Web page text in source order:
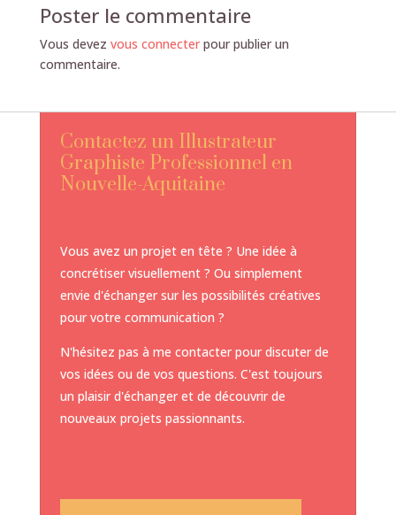
Poster le commentaire
Vous devez vous connecterpour publier un
commentaire.
Contactez un Illustrateur
Graphiste Professionnel en
Nouvelle-Aquitaine
Vous avez un projet en tête ? Une idée à
concrétiser visuellement ? Ou simplement
envie d'échanger sur les possibilités créatives
pour votre communication ?
N'hésitez pas à me contacter pour discuter de
vos idées ou de vos questions. C'est toujours
un plaisir d'échanger et de découvrir de
nouveaux projets passionnants.